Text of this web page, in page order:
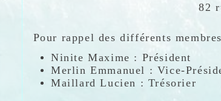
82
Pour rappel des différents
Ninite Maxime : Président
Merlin Emmanuel : Vice-
Maillard Lucien : Trésorier